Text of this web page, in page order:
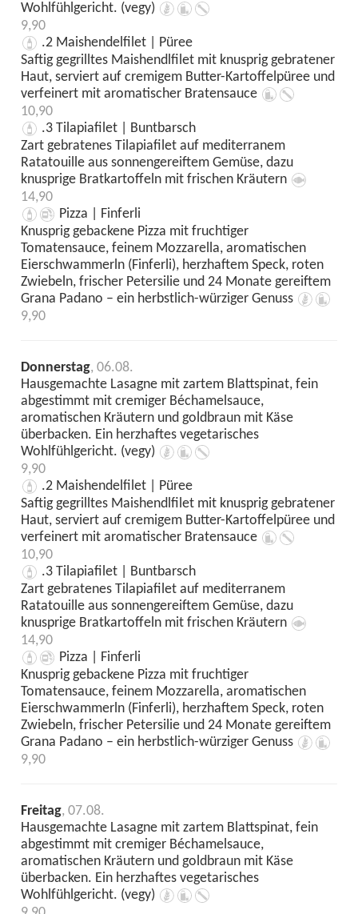
Wohlfühlgericht. (vegy)
9,90
.2 Maishendelfilet | Püree
Saftig gegrilltes Maishendlfilet mit knusprig gebratener
Haut, serviert auf cremigem Butter-Kartoffelpüree und
verfeinert mit aromatischer Bratensauce
10,90
.3 Tilapiafilet | Buntbarsch
Zart gebratenes Tilapiafilet auf mediterranem
Ratatouille aus sonnengereiftem Gemüse, dazu
knusprige Bratkartoffeln mit frischen Kräutern
14,90
Pizza | Finferli
Knusprig gebackene Pizza mit fruchtiger
Tomatensauce, feinem Mozzarella, aromatischen
Eierschwammerln (Finferli), herzhaftem Speck, roten
Zwiebeln, frischer Petersilie und 24 Monate gereiftem
Grana Padano – ein herbstlich-würziger Genuss
9,90
Donnerstag, 06.08.
Hausgemachte Lasagne mit zartem Blattspinat, fein
abgestimmt mit cremiger Béchamelsauce,
aromatischen Kräutern und goldbraun mit Käse
überbacken. Ein herzhaftes vegetarisches
Wohlfühlgericht. (vegy)
9,90
.2 Maishendelfilet | Püree
Saftig gegrilltes Maishendlfilet mit knusprig gebratener
Haut, serviert auf cremigem Butter-Kartoffelpüree und
verfeinert mit aromatischer Bratensauce
10,90
.3 Tilapiafilet | Buntbarsch
Zart gebratenes Tilapiafilet auf mediterranem
Ratatouille aus sonnengereiftem Gemüse, dazu
knusprige Bratkartoffeln mit frischen Kräutern
14,90
Pizza | Finferli
Knusprig gebackene Pizza mit fruchtiger
Tomatensauce, feinem Mozzarella, aromatischen
Eierschwammerln (Finferli), herzhaftem Speck, roten
Zwiebeln, frischer Petersilie und 24 Monate gereiftem
Grana Padano – ein herbstlich-würziger Genuss
9,90
Freitag, 07.08.
Hausgemachte Lasagne mit zartem Blattspinat, fein
abgestimmt mit cremiger Béchamelsauce,
aromatischen Kräutern und goldbraun mit Käse
überbacken. Ein herzhaftes vegetarisches
Wohlfühlgericht. (vegy)